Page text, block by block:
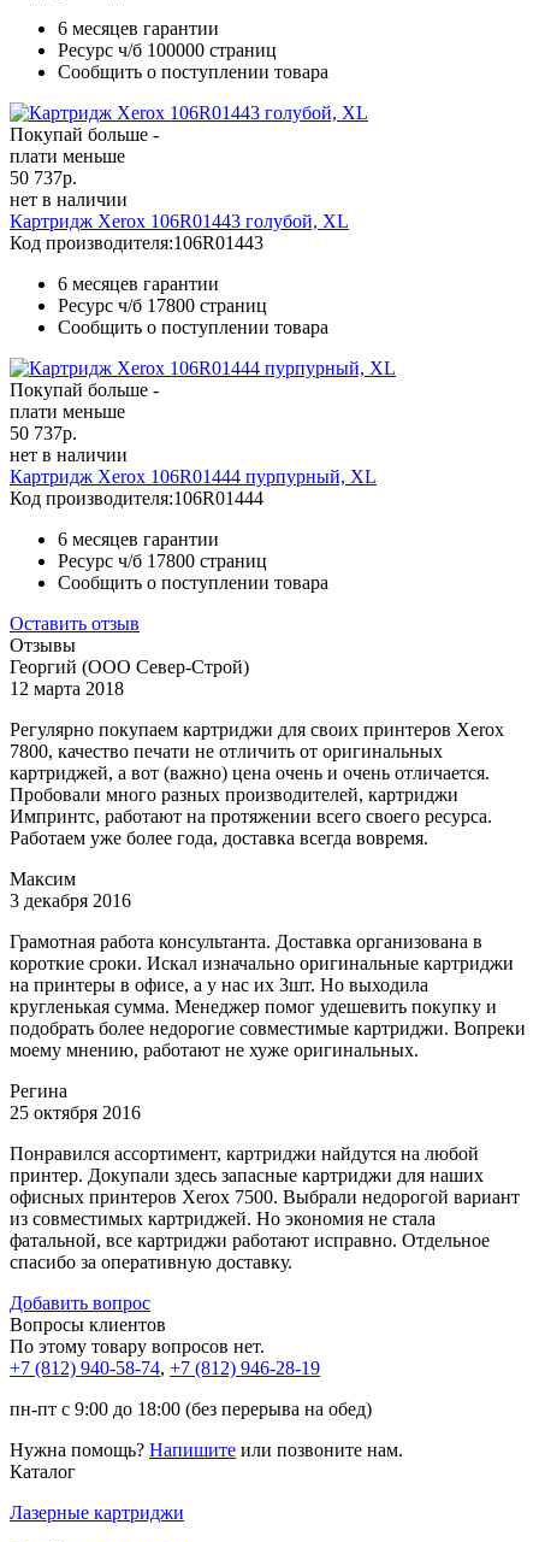
6 месяцев гарантии
Ресурс ч/б 100000 страниц
Сообщить о поступлении товара
Покупай больше -
плати меньше
50 737р.
нет в наличии
Картридж Xerox 106R01443 голубой, XL
Код производителя:106R01443
6 месяцев гарантии
Ресурс ч/б 17800 страниц
Сообщить о поступлении товара
Покупай больше -
плати меньше
50 737р.
нет в наличии
Картридж Xerox 106R01444 пурпурный, XL
Код производителя:106R01444
6 месяцев гарантии
Ресурс ч/б 17800 страниц
Сообщить о поступлении товара
Оставить отзыв
Отзывы
Георгий (ООО Север-Строй)
12 марта 2018
Регулярно покупаем картриджи для своих принтеров Xerox
7800, качество печати не отличить от оригинальных
картриджей, а вот (важно) цена очень и очень отличается.
Пробовали много разных производителей, картриджи
Импринтс, работают на протяжении всего своего ресурса.
Работаем уже более года, доставка всегда вовремя.
Максим
3 декабря 2016
Грамотная работа консультанта. Доставка организована в
короткие сроки. Искал изначально оригинальные картриджи
на принтеры в офисе, а у нас их 3шт. Но выходила
кругленькая сумма. Менеджер помог удешевить покупку и
подобрать более недорогие совместимые картриджи. Вопреки
моему мнению, работают не хуже оригинальных.
Регина
25 октября 2016
Понравился ассортимент, картриджи найдутся на любой
принтер. Докупали здесь запасные картриджи для наших
офисных принтеров Xerox 7500. Выбрали недорогой вариант
из совместимых картриджей. Но экономия не стала
фатальной, все картриджи работают исправно. Отдельное
спасибо за оперативную доставку.
Добавить вопрос
Вопросы клиентов
По этому товару вопросов нет.
+7 (812) 940-58-74, +7 (812) 946-28-19
пн-пт с 9:00 до 18:00 (без перерыва на обед)
Нужна помощь? Напишите или позвоните нам.
Каталог
Лазерные картриджи